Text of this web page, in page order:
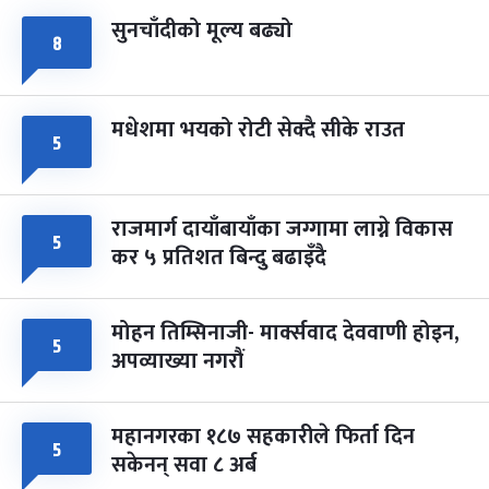
८ सुनचाँदीको मूल्य बढ्यो
५ मधेशमा भयको रोटी सेक्दै सीके राउत
५ राजमार्ग दायाँबायाँका जग्गामा लाग्ने विकास
कर ५ प्रतिशत बिन्दु बढाइँदै
५ मोहन तिम्सिनाजी- मार्क्सवाद देववाणी होइन,
अपव्याख्या नगरौं
५ महानगरका १८७ सहकारीले फिर्ता दिन
सकेनन् सवा ८ अर्ब